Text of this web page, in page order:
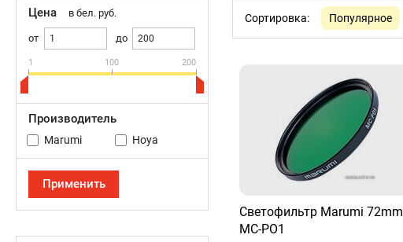
Сортировка: Популярное
Светофильтр Marumi 72mm
MC-PO1
Цена в бел. руб.
от до
1 100 200
Производитель
Marumi Hoya